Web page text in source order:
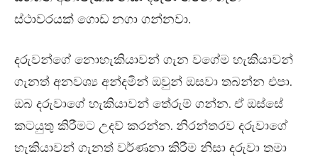
ස්ථාවරයක් ගොඩ නගා ගන්නවා.
දරුවන්ගේ නොහැකියාවන් ගැන වගේම හැකියාවන්
ගැනත් අනවශ්‍ය අන්දමින් ඔවුන් ඔසවා තබන්න එපා.
ඔබ දරුවාගේ හැකියාවන් තේරුම් ගන්න. ඒ ඔස්සේ
කටයුතු කිරීමට උදව් කරන්න. නිරන්තරව දරුවාගේ
හැකියාවන් ගැනත් වර්ණනා කිරීම නිසා දරුවා තමා